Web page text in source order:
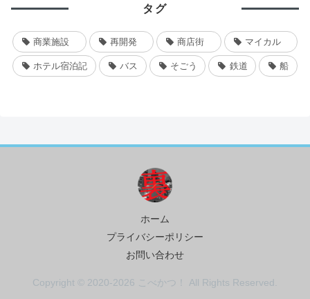
タグ
商業施設 再開発 商店街 マイカル
ホテル宿泊記 バス そごう 鉄道 船
ホーム
プライバシーポリシー
お問い合わせ
Copyright © 2020-2026 こべかつ！ All Rights Reserved.